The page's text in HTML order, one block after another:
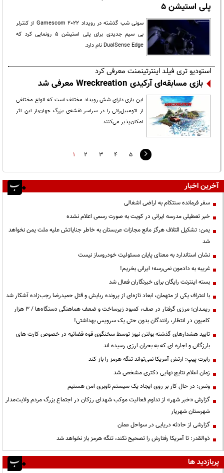
پلی استیشن 5
سونی شب گذشته در رویداد Gamescom 2022 از کنترلر
بی سیم جدیدی برای پلی استیشن 5 رونمایی کرد که
DualSense Edge نام دارد.
استودیو تری فیلد اینترتینمنت معرفی کرد
بازی مسابقه‌ای آرکیدی Wreckreation معرفی شد
این بازی دارای شش رویداد مختلف است که انواع مختلفی
از اتومبیل‌رانی را در سراسر نقشه‌ی بزرگ جهان‌باز این اثر
امکان‌پذیر می‌کنند.
1 2 3 4 5
آخرین اخبار
سفر فرمانده سنتکام به اراضی اشغالی
خبر تعطیلی مدرسه ایرانی در کویت به صورت رسمی اعلام نشده
یمن: تشکیل ائتلاف هرگز مانع مجازات عربستان به خاطر جنایاتش علیه ملت یمن نخواهد
شد
نشان استاندارد به معنای پایان مسئولیت خودروساز نیست
غریبه به دادمون نمی‌رسه؛ ایرانی بخریم!
بسته اینترنت رایگان برای خبرنگاران فعال شد
با اعتراف یکی از متهمان، ابعاد تازه‌ای از پرونده ربایش و قتل حمیدرضا رجب‌زاده آشکار شد
ریمـدان؛ مرزی گرفتار در صف، کمبود زیرساخت و ضعف هماهنگی دستگاه‌ها / ۳ هزار
کامیون در انتظار، رانندگان بدون حتی یک سرویس بهداشتی!
تایید هشدارهای گذشته بولتن نیوز توسط سخنگوی قوه قضائیه در خصوص کارت های
بارزگانی و اجاره ای که به بحران ارزی رسیده اند
رابرت پیپ: ارتش آمریکا نمی‌تواند تنگه هرمز را باز کند
زمان اعلام نتایج نهایی دکتری مشخص شد
ونس: در حال کار بر روی ایجاد یک سیستم ناوبری امن هستیم
گزارش «خبر شهر» از تداوم فعالیت موکب شهدای رزکان در اجتماع بزرگ مردم ولایت‌مدار
شهرستان شهریار
گزارشی از حادثه دریایی در سواحل عمان
ذوالقدر: تا آمریکا رفتارش را تصحیح نکند، تنگه هرمز باز نخواهد شد
پربازدید ها